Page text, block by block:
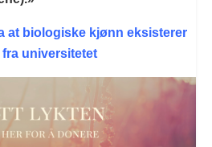
at biologiske kjønn eksisterer
universitetet